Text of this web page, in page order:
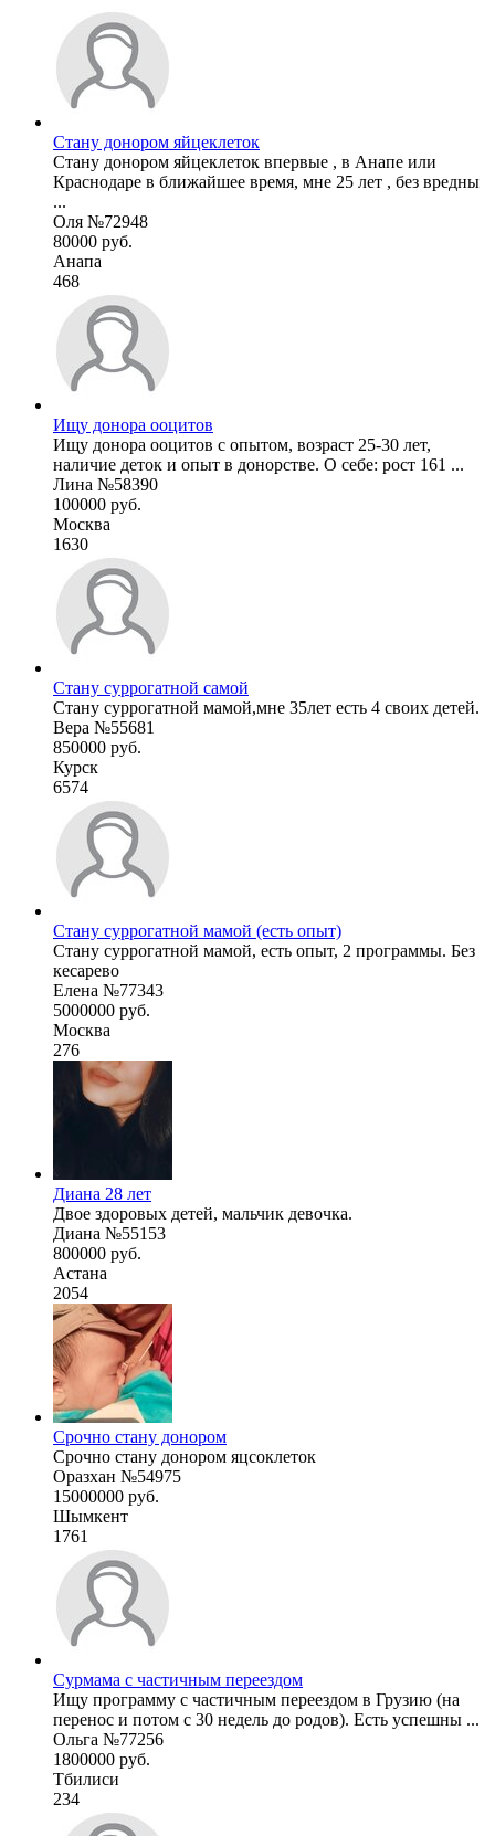
Стану донором яйцеклеток
Стану донором яйцеклеток впервые , в Анапе или
Краснодаре в ближайшее время, мне 25 лет , без вредны
...
Оля №72948
80000 руб.
Анапа
468
Ищу донора ооцитов
Ищу донора ооцитов с опытом, возраст 25-30 лет,
наличие деток и опыт в донорстве. О себе: рост 161 ...
Лина №58390
100000 руб.
Москва
1630
Стану суррогатной самой
Стану суррогатной мамой,мне 35лет есть 4 своих детей.
Вера №55681
850000 руб.
Курск
6574
Стану суррогатной мамой (есть опыт)
Стану суррогатной мамой, есть опыт, 2 программы. Без
кесарево
Елена №77343
5000000 руб.
Москва
276
Диана 28 лет
Двое здоровых детей, мальчик девочка.
Диана №55153
800000 руб.
Астана
2054
Срочно стану донором
Срочно стану донором яцсоклеток
Оразхан №54975
15000000 руб.
Шымкент
1761
Сурмама с частичным переездом
Ищу программу с частичным переездом в Грузию (на
перенос и потом с 30 недель до родов). Есть успешны ...
Ольга №77256
1800000 руб.
Тбилиси
234